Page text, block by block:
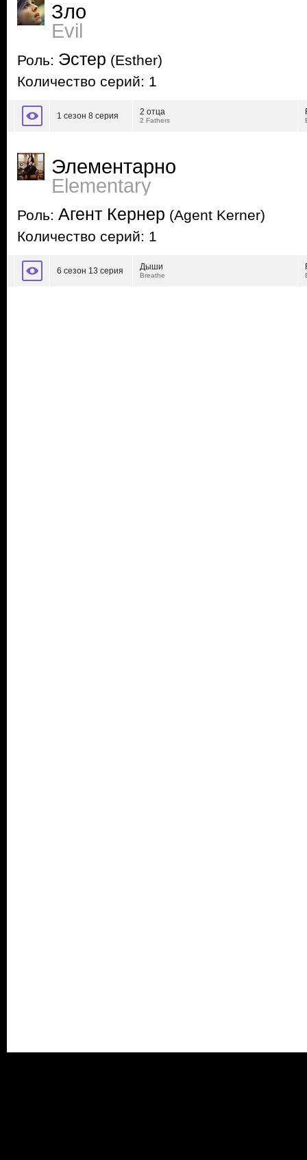
Зло
Evil
Роль: Эстер (Esther)
Количество серий: 1
1 сезон 8 серия 2 отца
2 Fathers
Элементарно
Elementary
Роль: Агент Кернер (Agent Kerner)
Количество серий: 1
6 сезон 13 серия Дыши
Breathe